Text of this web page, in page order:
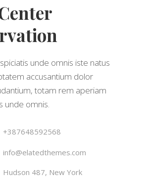
unde omnis iste natus
accusantium dolor
totam rem aperiam
unde omnis.
+387648592568
info@elatedthemes.com
Hudson 487, New York